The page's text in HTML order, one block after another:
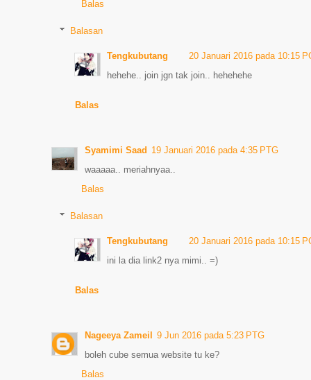
Balas
Balasan
Tengkubutang
20 Januari 2016 pada 10:15
hehehe.. join jgn tak join.. hehehehe
Balas
Syamimi Saad 19 Januari 2016 pada 4:35 PTG
waaaaa.. meriahnyaa..
Balas
Balasan
Tengkubutang
20 Januari 2016 pada 10:15
ini la dia link2 nya mimi.. =)
Balas
Nageeya Zameil 9 Jun 2016 pada 5:23 PTG
boleh cube semua website tu ke?
Balas